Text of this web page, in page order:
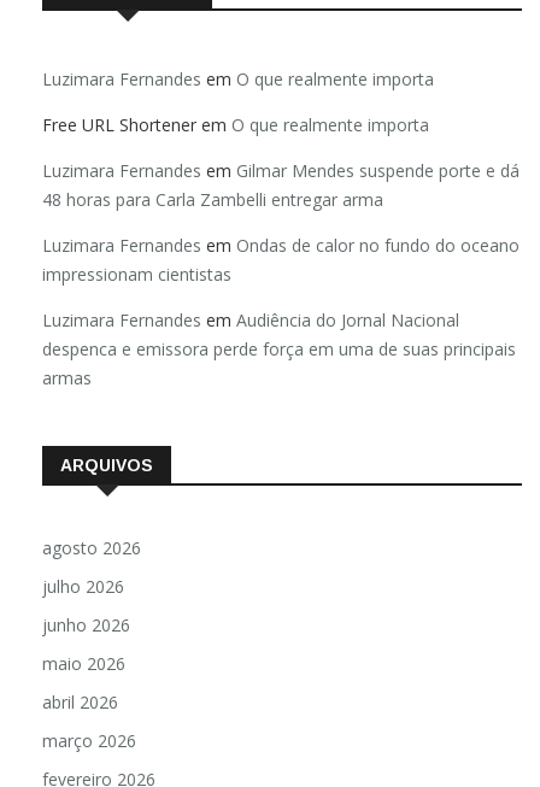
Luzimara Fernandes em O que realmente importa
Free URL Shortener em O que realmente importa
Luzimara Fernandes em Gilmar Mendes suspende porte e dá
48 horas para Carla Zambelli entregar arma
Luzimara Fernandes em Ondas de calor no fundo do oceano
impressionam cientistas
Luzimara Fernandes em Audiência do Jornal Nacional
despenca e emissora perde força em uma de suas principais
armas
ARQUIVOS
agosto 2026
julho 2026
junho 2026
maio 2026
abril 2026
março 2026
fevereiro 2026